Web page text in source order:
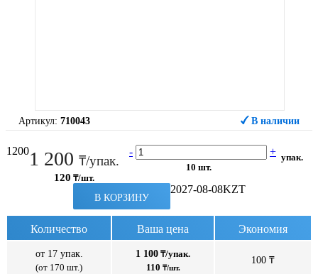
Артикул: 710043 В наличии
12001 200 ₸/упак.
120 ₸/шт.
- +
10 шт.
упак.
В КОРЗИНУ
2027-08-08KZT
Количество Ваша цена Экономия
от 17 упак.
(от 170 шт.)
1 100 ₸/упак.
110 ₸/шт.
100 ₸